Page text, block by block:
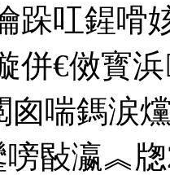
跺叿鍟嗗
併€傚寳
喘鎷涙
嗙敯瀛︽